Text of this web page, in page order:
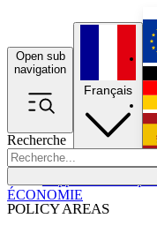
Open sub
navigation
Recherche
POLICY AREAS
Français
ÉCONOMIE